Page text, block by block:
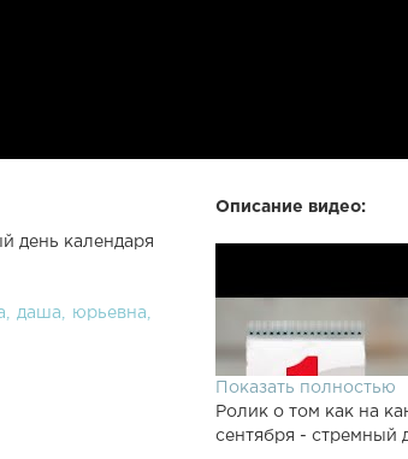
Описание видео:
Показать полностью
Ролик о том как на
сентября - стремный
день календаря
даша
юрьевна